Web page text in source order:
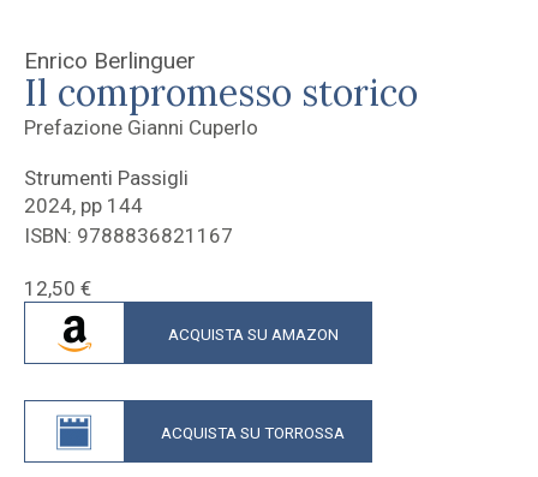
Enrico Berlinguer
Il compromesso storico
Prefazione Gianni Cuperlo
Strumenti Passigli
2024, pp 144
ISBN: 9788836821167
12,50 €
ACQUISTA SU AMAZON
ACQUISTA SU TORROSSA